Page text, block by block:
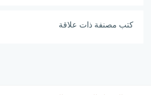
كتب مصنفة ذات علاقة